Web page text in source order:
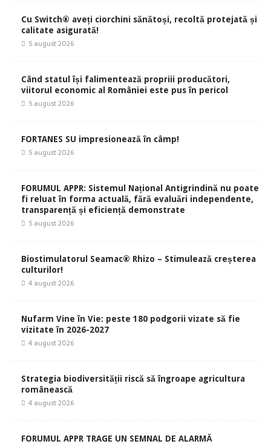
Cu Switch® aveți ciorchini sănătoși, recoltă protejată și
calitate asigurată!
5 august 2026
Când statul își falimentează propriii producători,
viitorul economic al României este pus în pericol
5 august 2026
FORTANES SU impresionează în câmp!
5 august 2026
FORUMUL APPR: Sistemul Național Antigrindină nu poate
fi reluat în forma actuală, fără evaluări independente,
transparență și eficiență demonstrate
5 august 2026
Biostimulatorul Seamac® Rhizo – Stimulează creșterea
culturilor!
4 august 2026
Nufarm Vine în Vie: peste 180 podgorii vizate să fie
vizitate în 2026-2027
4 august 2026
Strategia biodiversității riscă să îngroape agricultura
românească
4 august 2026
FORUMUL APPR TRAGE UN SEMNAL DE ALARMĂ